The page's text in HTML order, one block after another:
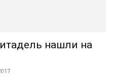
нашли на